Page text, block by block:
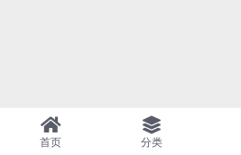
首页 分类